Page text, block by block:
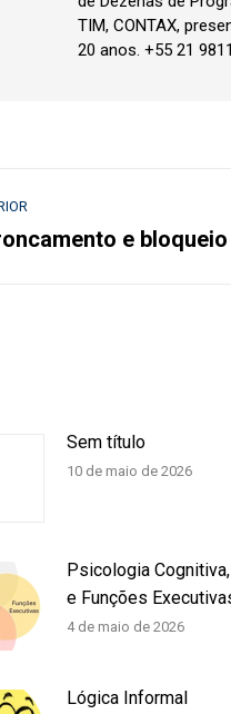
TIM, CONTAX,
20 anos. +55 21
e bloqueio
Sem título
10 de maio de 2026
Psicologia
e Funções
4 de maio de 2026
Lógica Informal